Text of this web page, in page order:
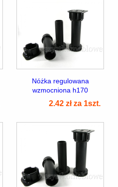
Nóżka regulowana
wzmocniona h170
2.42 zł za 1szt.